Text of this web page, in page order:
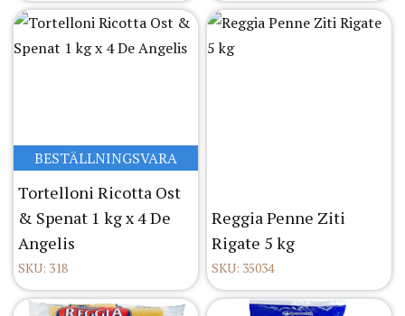
BESTÄLLNINGSVARA
Tortelloni Ricotta Ost
& Spenat 1 kg x 4 De
Angelis
SKU: 318
Reggia Penne Ziti
Rigate 5 kg
SKU: 35034